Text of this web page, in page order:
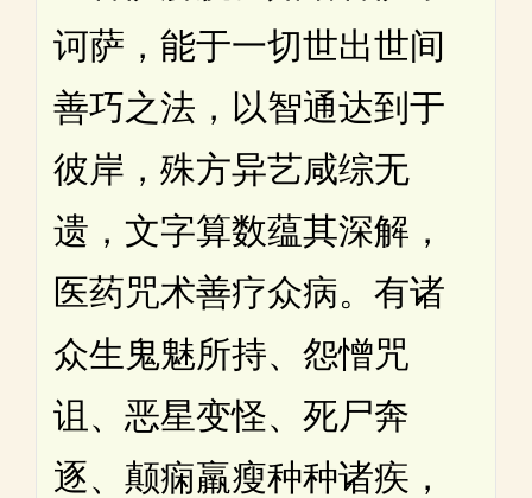
诃萨，能于一切世出世间
善巧之法，以智通达到于
彼岸，殊方异艺咸综无
遗，文字算数蕴其深解，
医药咒术善疗众病。有诸
众生鬼魅所持、怨憎咒
诅、恶星变怪、死尸奔
逐、颠痫羸瘦种种诸疾，